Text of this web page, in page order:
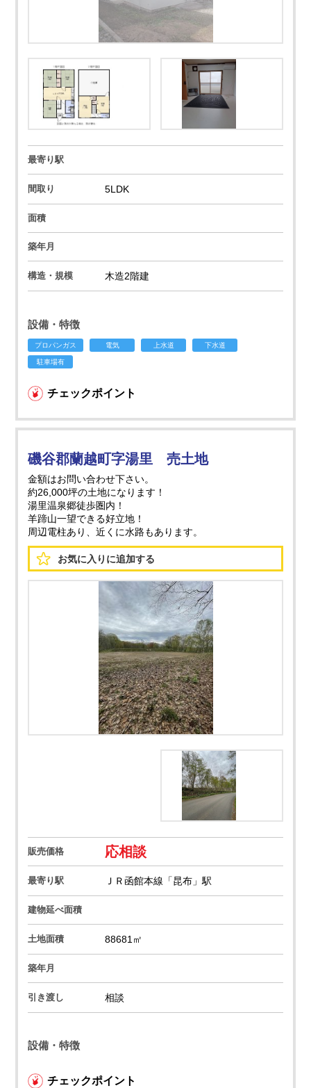
最寄り駅
間取り 5LDK
面積
築年月
構造・規模 木造2階建
設備・特徴
プロパンガス 電気 上水道 下水道
駐車場有
チェックポイント
磯谷郡蘭越町字湯里 売土地
金額はお問い合わせ下さい。
約26,000坪の土地になります！
湯里温泉郷徒歩圏内！
羊蹄山一望できる好立地！
周辺電柱あり、近くに水路もあります。
お気に入りに追加する
販売価格 応相談
最寄り駅 ＪＲ函館本線「昆布」駅
建物延べ面積
土地面積 88681㎡
築年月
引き渡し 相談
設備・特徴
チェックポイント